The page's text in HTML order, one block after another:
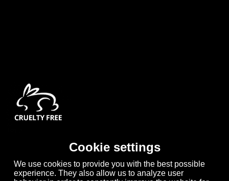
Cookie settings
We use cookies to provide you with the best possible
experience. They also allow us to analyze user